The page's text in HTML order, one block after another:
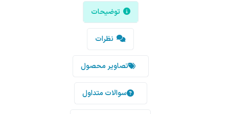
توضیحات
نظرات
تصاویر محصول
سوالات متداول